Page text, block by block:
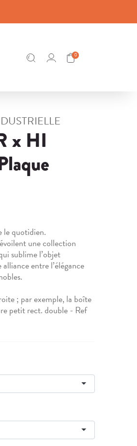
0
x HI
le quotidien.
une collection
sublime l’objet
entre l’élégance
; par exemple, la boîte
petit rect. double - Ref